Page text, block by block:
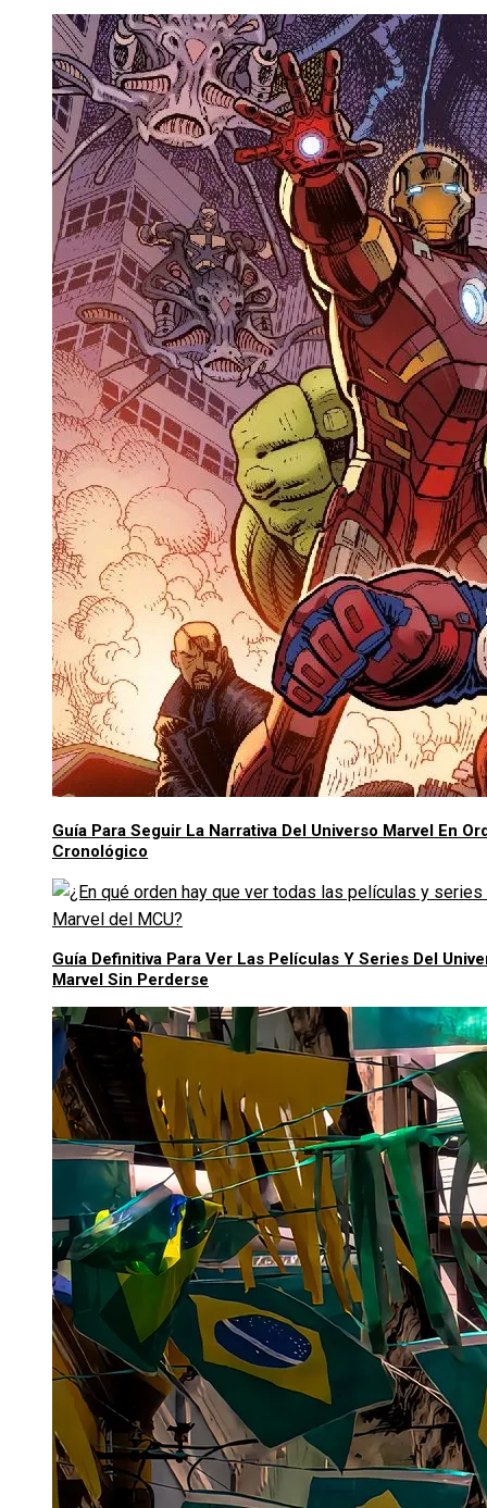
Guía Para Seguir La Narrativa Del Universo Marvel En
Cronológico
Guía Definitiva Para Ver Las Películas Y Series Del
Marvel Sin Perderse